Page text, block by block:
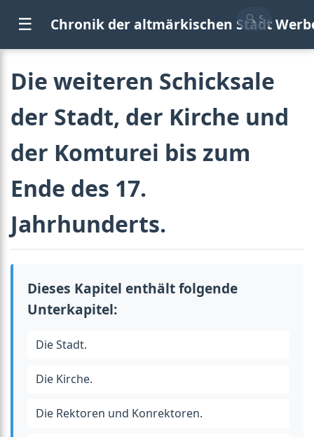
☰ Chronik der altmärkischen Stadt
Die weiteren Schicksale
der Stadt, der Kirche und
der Komturei bis zum
Ende des 17.
Jahrhunderts.
Dieses Kapitel enthält folgende
Unterkapitel:
Die Stadt.
Die Kirche.
Die Rektoren und Konrektoren.